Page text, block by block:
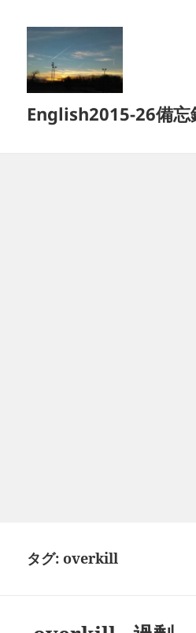
English2015-26備忘
タグ:overkill